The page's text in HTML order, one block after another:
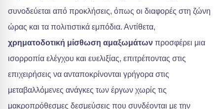
συνοδεύεται από προκλήσεις, όπως οι διαφορές στη ζώνη
ώρας και τα πολιτιστικά εμπόδια. Αντίθετα,
χρηματοδοτική μίσθωση αμαξωμάτων προσφέρει μια
ισορροπία ελέγχου και ευελιξίας, επιτρέποντας στις
επιχειρήσεις να ανταποκρίνονται γρήγορα στις
μεταβαλλόμενες ανάγκες των έργων χωρίς τις
μακροπρόθεσμες δεσμεύσεις που συνδέονται με την